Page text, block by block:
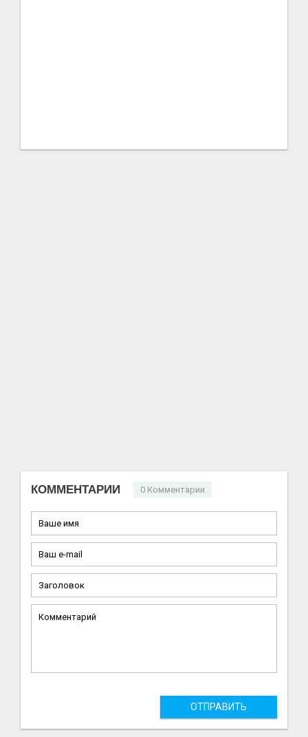
КОММЕНТАРИИ 0 Комментарии
ОТПРАВИТЬ